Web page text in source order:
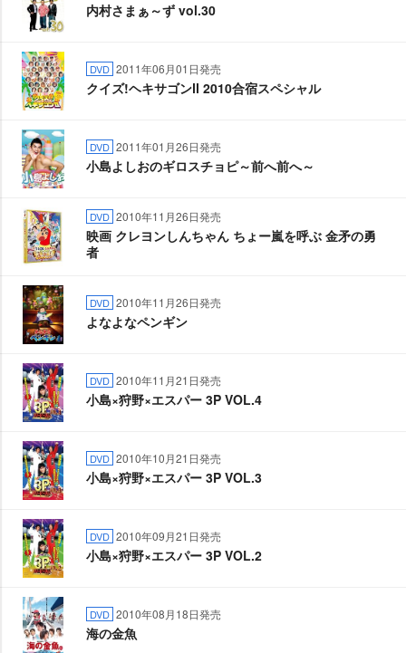
内村さまぁ～ず vol.30
DVD 2011年06月01日発売
クイズ!ヘキサゴンⅡ 2010合宿スペシャル
DVD 2011年01月26日発売
小島よしおのギロスチョピ～前へ前へ～
DVD 2010年11月26日発売
映画 クレヨンしんちゃん ちょー嵐を呼ぶ 金矛の勇
者
DVD 2010年11月26日発売
よなよなペンギン
DVD 2010年11月21日発売
小島×狩野×エスパー 3P VOL.4
DVD 2010年10月21日発売
小島×狩野×エスパー 3P VOL.3
DVD 2010年09月21日発売
小島×狩野×エスパー 3P VOL.2
DVD 2010年08月18日発売
海の金魚